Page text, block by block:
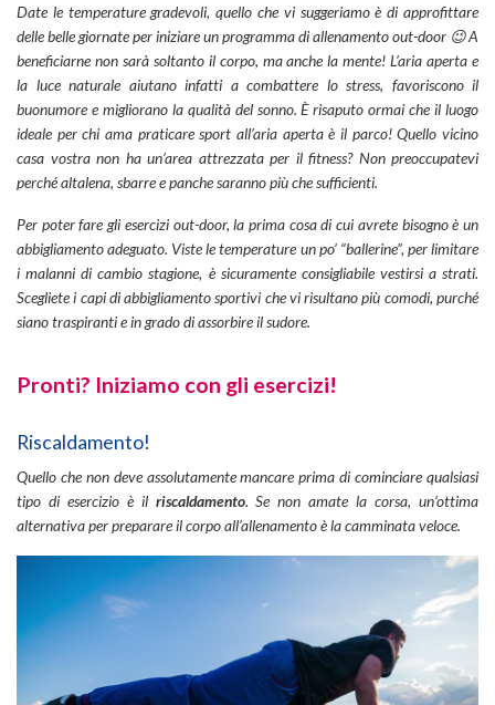
Date le temperature gradevoli, quello che vi suggeriamo è di approfittare
delle belle giornate per iniziare un programma di allenamento out-door 😉 A
beneficiarne non sarà soltanto il corpo, ma anche la mente! L’aria aperta e
la luce naturale aiutano infatti a combattere lo stress, favoriscono il
buonumore e migliorano la qualità del sonno. È risaputo ormai che il luogo
ideale per chi ama praticare sport all’aria aperta è il parco! Quello vicino
casa vostra non ha un’area attrezzata per il fitness? Non preoccupatevi
perché altalena, sbarre e panche saranno più che sufficienti.
Per poter fare gli esercizi out-door, la prima cosa di cui avrete bisogno è un
abbigliamento adeguato. Viste le temperature un po’ “ballerine”, per limitare
i malanni di cambio stagione, è sicuramente consigliabile vestirsi a strati.
Scegliete i capi di abbigliamento sportivi che vi risultano più comodi, purché
siano traspiranti e in grado di assorbire il sudore.
Pronti? Iniziamo con gli esercizi!
Riscaldamento!
Quello che non deve assolutamente mancare prima di cominciare qualsiasi
tipo di esercizio è il riscaldamento. Se non amate la corsa, un’ottima
alternativa per preparare il corpo all’allenamento è la camminata veloce.